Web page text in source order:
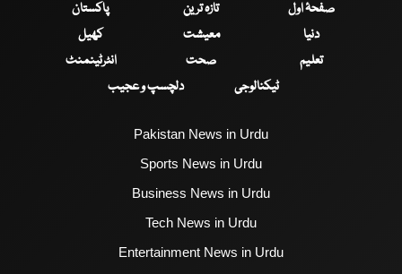
صفحۂ اول تازہ ترین
پاکستان
دنیا
معیشت
کھیل
تعلیم
صحت
انٹرٹینمنٹ
ٹیکنالوجی
دلچسپ و عجیب
Pakistan News in Urdu
Sports News in Urdu
Business News in Urdu
Tech News in Urdu
Entertainment News in Urdu